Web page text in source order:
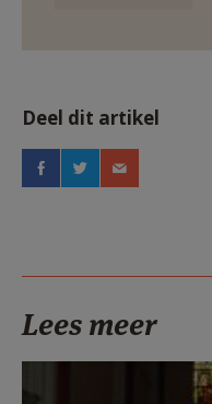
Deel dit artikel
Lees meer